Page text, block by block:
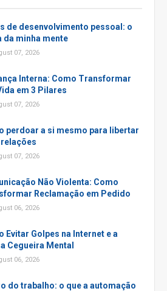
de desenvolvimento pessoal: o
da minha mente
07, 2026
Interna: Como Transformar
em 3 Pilares
07, 2026
perdoar a si mesmo para libertar
07, 2026
Não Violenta: Como
Reclamação em Pedido
06, 2026
Evitar Golpes na Internet e a
Cegueira Mental
06, 2026
do trabalho: o que a automação